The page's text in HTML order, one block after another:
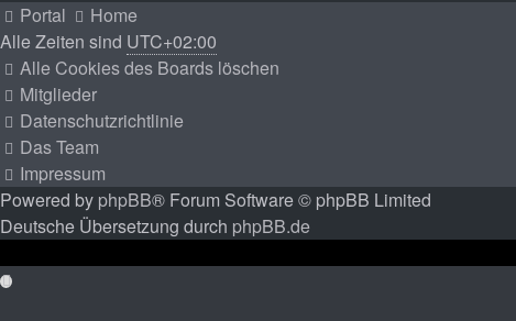
Portal
Home
Alle Zeiten sind UTC+02:00
Alle Cookies des Boards löschen
Mitglieder
Datenschutzrichtlinie
Das Team
Impressum
Powered by phpBB® Forum Software © phpBB Limited
Deutsche Übersetzung durch phpBB.de